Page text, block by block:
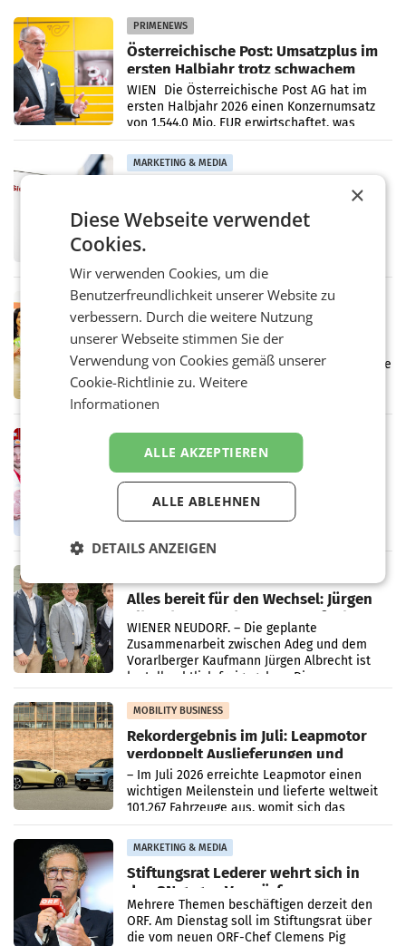
PRIMENEWS
Österreichische Post: Umsatzplus im
ersten Halbjahr trotz schwachem
Briefgeschäft
WIEN Die Österreichische Post AG hat im
ersten Halbjahr 2026 einen Konzernumsatz
von 1.544,0 Mio. EUR erwirtschaftet, was
einem Plus von 3,8 Prozent gegenüber dem
Vergleichszeitraum
MARKETING & MEDIA
UNTERFÖHRING/MAILAND/AMSTERDAM. Der
Frühjahr dank Kostensenkungen operativ
wieder Gewinn gemacht und die
Markterwartung deutlich übertroffen.
RETAIL
Eine Bühne für Zirkularität: ARA und
Müller informieren am POS über
Kreislauffähigkeit
Über den gesamten August hinweg rücken die
Altstoff Recycling Austria AG (ARA) und der
„Kreislauf-Helden“ in allen österreichischen
Müller-Filialen
RETAIL
Penny modernisiert zwei Filialen in
Ober- und Niederösterreich
WIENER NEUDORF. – Im Rahmen einer
laufenden Modernisierungsoffensive
erneuert Penny zwei Filialen in Nieder- und
Oberösterreich. Die beiden Standorte liegen
Alles bereit für den Wechsel: Jürgen
Albrecht setzt ab 1.1.2027 auf Adeg
WIENER NEUDORF. – Die geplante
Zusammenarbeit zwischen Adeg und dem
Vorarlberger Kaufmann Jürgen Albrecht ist
kartellrechtlich freigegeben: Die
Bundeswettbewerbsbehörde und der
Bundeskartellanwalt
MOBILITY BUSINESS
Rekordergebnis im Juli: Leapmotor
verdoppelt Auslieferungen und
überschreitet die 100.000er-Marke
– Im Juli 2026 erreichte Leapmotor einen
wichtigen Meilenstein und lieferte weltweit
101.267 Fahrzeuge aus, womit sich das
Ergebnis gegenüber Juli 2025 mehr als
verdoppelte (+102
MARKETING & MEDIA
Stiftungsrat Lederer wehrt sich in
den SN gegen Vorwürfe
Mehrere Themen beschäftigen derzeit den
ORF. Am Dienstag soll im Stiftungsrat über
die vom neuen ORF-Chef Clemens Pig
×
Diese Webseite verwendet
Cookies.
Wir verwenden Cookies, um die
Benutzerfreundlichkeit unserer Website zu
verbessern. Durch die weitere Nutzung
unserer Webseite stimmen Sie der
Verwendung von Cookies gemäß unserer
Cookie-Richtlinie zu.Weitere
Informationen
ALLE AKZEPTIEREN
ALLE ABLEHNEN
DETAILS ANZEIGEN